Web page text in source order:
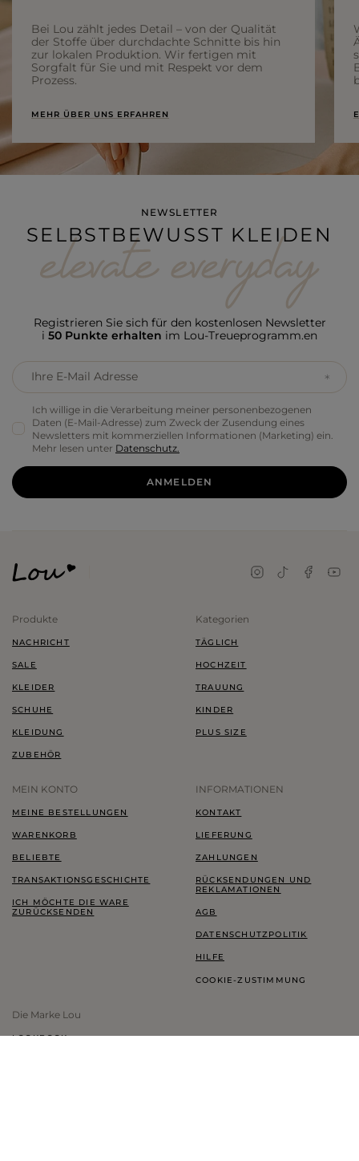
Bei Lou zählt jedes Detail – von der Qualität
der Stoffe über durchdachte Schnitte bis hin
zur lokalen Produktion. Wir fertigen mit
Sorgfalt für Sie und mit Respekt vor dem
Prozess.
MEHR ÜBER UNS ERFAHREN
NEWSLETTER
SELBSTBEWUSST KLEIDEN
Registrieren Sie sich für den kostenlosen Newsletter
i 50 Punkte erhalten im Lou-Treueprogramm.en
Ihre E-Mail Adresse
Ich willige in die Verarbeitung meiner personenbezogenen
Daten (E-Mail-Adresse) zum Zweck der Zusendung eines
Newsletters mit kommerziellen Informationen (Marketing) ein.
Mehr lesen unter Datenschutz.
ANMELDEN
Produkte
NACHRICHT
SALE
KLEIDER
SCHUHE
KLEIDUNG
ZUBEHÖR
Kategorien
TÄGLICH
HOCHZEIT
TRAUUNG
KINDER
PLUS SIZE
MEIN KONTO
MEINE BESTELLUNGEN
WARENKORB
BELIEBTE
TRANSAKTIONSGESCHICHTE
ICH MÖCHTE DIE WARE
ZURÜCKSENDEN
INFORMATIONEN
KONTAKT
LIEFERUNG
ZAHLUNGEN
RÜCKSENDUNGEN UND
REKLAMATIONEN
AGB
DATENSCHUTZPOLITIK
HILFE
COOKIE-ZUSTIMMUNG
Die Marke Lou
LOOKBOOK